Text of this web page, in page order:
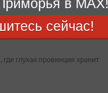
где глухая провинция
глухая провинция хранит
в MAX!
сейчас!